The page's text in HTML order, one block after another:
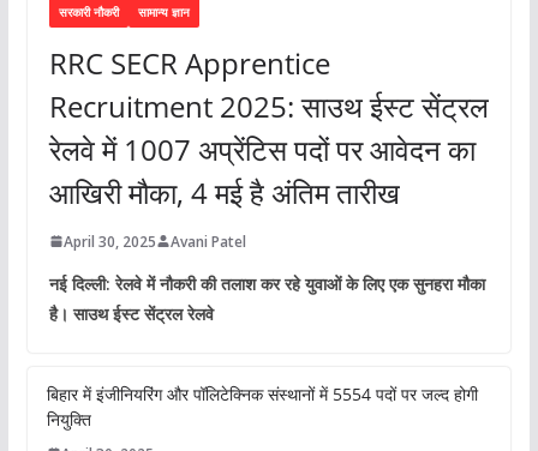
सरकारी नौकरी सामान्य ज्ञान
RRC SECR Apprentice
Recruitment 2025: साउथ ईस्ट सेंट्रल
रेलवे में 1007 अप्रेंटिस पदों पर आवेदन का
आखिरी मौका, 4 मई है अंतिम तारीख
April 30, 2025 Avani Patel
नई दिल्ली: रेलवे में नौकरी की तलाश कर रहे युवाओं के लिए एक सुनहरा मौका
है। साउथ ईस्ट सेंट्रल रेलवे
बिहार में इंजीनियरिंग और पॉलिटेक्निक संस्थानों में 5554 पदों पर जल्द होगी
नियुक्ति